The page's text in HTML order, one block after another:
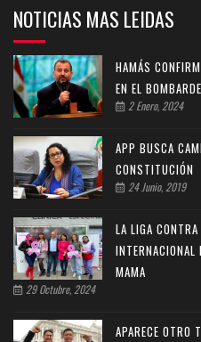
NOTICIAS MAS LEIDAS
HAMÁS
EN EL
2 Enero, 2024
APP BUSCA
CONSTITUCIÓN
24 Junio, 2019
LA LIGA
INTERNACIONAL
MAMA
29 Octubre, 2024
APARECE OTRO